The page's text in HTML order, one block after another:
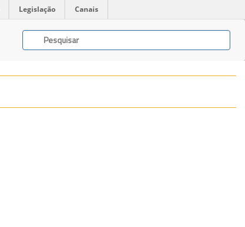
Legislação Canais